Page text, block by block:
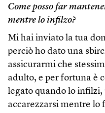
Come posso far
mentre lo infilzo?
Mi hai inviato la tua
perciò ho dato una
assicurarmi che
adulto, e per fortuna è
legato quando lo
accarezzarsi mentre lo